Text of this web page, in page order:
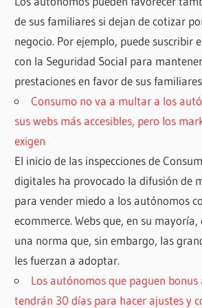
de sus familiares si dejan de cotizar
negocio. Por ejemplo, puede suscribir
con la Seguridad Social para
prestaciones en favor de sus
Consumo no va a multar a los
sus webs más accesibles, pero los
exigen
El inicio de las inspecciones de
digitales ha provocado la difusión de
para vender miedo a los autónomos
ecommerce. Webs que, en su
una norma que, sin embargo, las
les fuerzan a adoptar.
Los autónomos que paguen bonus
tendrán 30 días para hacer ajustes y